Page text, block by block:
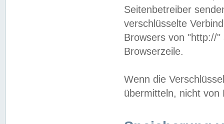
Seitenbetreiber
verschlüsselte
Browsers von "http://
Browserzeile.
Wenn die
übermitteln, nicht von